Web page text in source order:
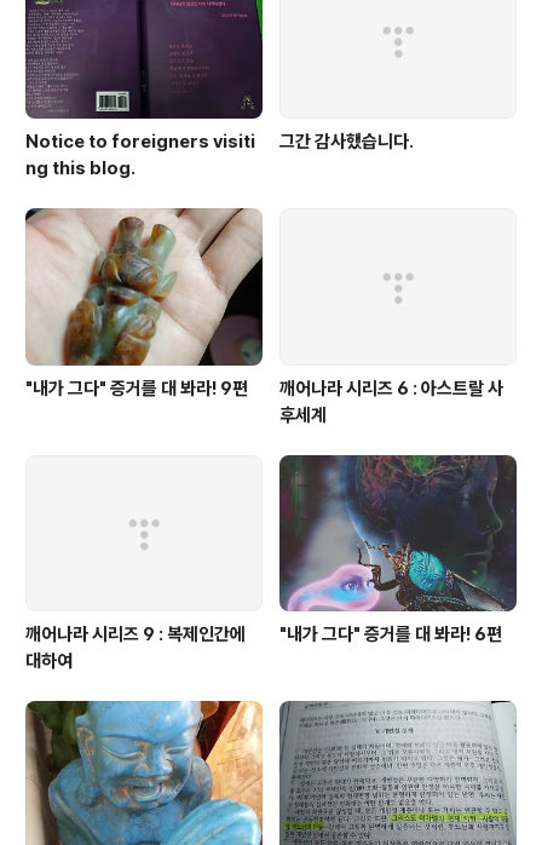
다. 우리집 생활지하수는 산더미 같은 쓰레기로 인해 오염
되었고 비가 오면 습지에 검..
Notice to foreigners visiti
ng this blog.
그간 감사했습니다.
"내가 그다" 증거를 대 봐라! 9편
깨어나라 시리즈 6 : 아스트랄 사
후세계
깨어나라 시리즈 9 : 복제인간에
대하여
"내가 그다" 증거를 대 봐라! 6편